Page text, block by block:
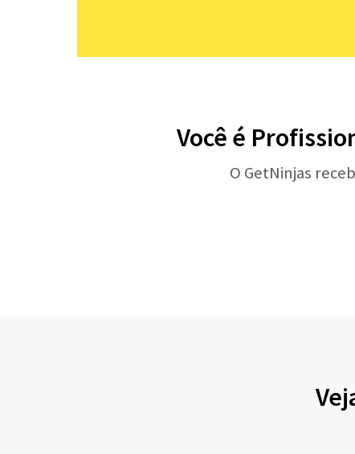
Você é
O GetNinjas